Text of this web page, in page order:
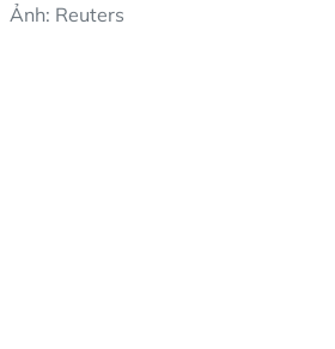
Ảnh: Reuters